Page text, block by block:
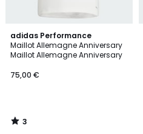
adidas Performance
Maillot Allemagne Anniversary
Maillot Allemagne Anniversary
75,00 €
3
/
5
3
/